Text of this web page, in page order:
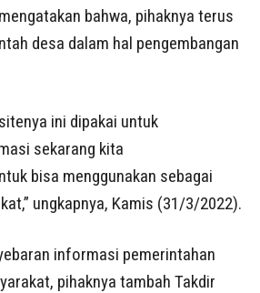
bahwa, pihaknya terus
desa dalam hal pengembangan
ini dipakai untuk
sekarang kita
bisa menggunakan sebagai
ungkapnya, Kamis (31/3/2022).
informasi pemerintahan
pihaknya tambah Takdir